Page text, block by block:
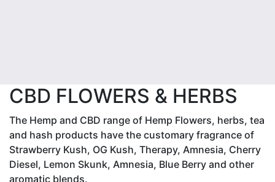
CBD FLOWERS & HERBS
The Hemp and CBD range of Hemp Flowers, herbs, tea
and hash products have the customary fragrance of
Strawberry Kush, OG Kush, Therapy, Amnesia, Cherry
Diesel, Lemon Skunk, Amnesia, Blue Berry and other
aromatic blends.